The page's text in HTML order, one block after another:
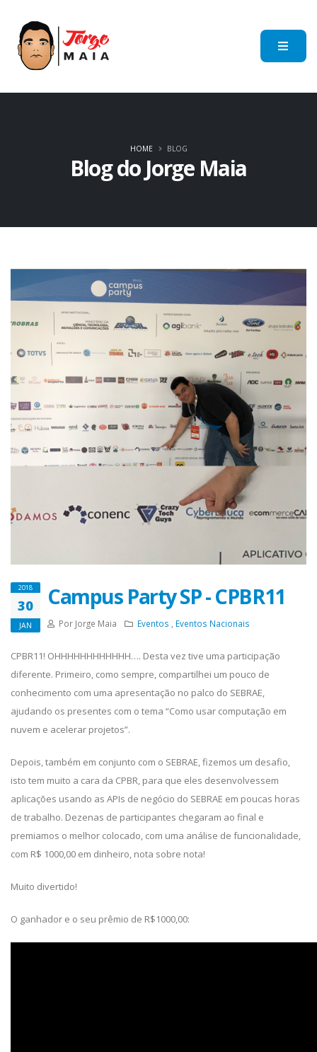
Blog do Jorge Maia
HOME BLOG
2018
30
JAN
Campus Party SP - CPBR11
Por Jorge Maia Eventos Eventos Nacionais
CPBR11! OHHHHHHHHHHHH…. Desta vez tive uma participação
diferente. Primeiro, como sempre, compartilhei um pouco de
conhecimento com uma apresentação no palco do SEBRAE,
ajudando os presentes com o tema “Como usar computação em
nuvem e acelerar projetos”.
Depois, também em conjunto com o SEBRAE, fizemos um desafio,
isto tem muito a cara da CPBR, para que eles desenvolvessem
aplicações usando as APIs de negócio do SEBRAE em poucas horas
de trabalho. Dezenas de participantes chegaram ao final e
premiamos o melhor colocado, com uma análise de funcionalidade,
com R$ 1000,00 em dinheiro, nota sobre nota!
Muito divertido!
O ganhador e o seu prêmio de R$1000,00: